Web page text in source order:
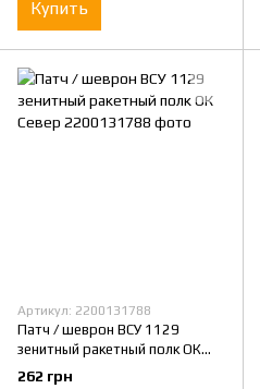
Купить
Артикул: 2200131788
Патч / шеврон ВСУ 1129
зенитный ракетный полк ОК
Север
262 грн